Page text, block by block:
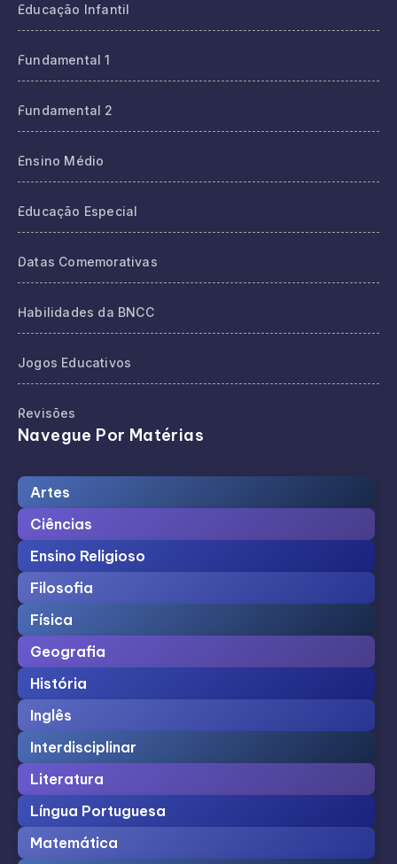
Educação Infantil
Fundamental 1
Fundamental 2
Ensino Médio
Educação Especial
Datas Comemorativas
Habilidades da BNCC
Jogos Educativos
Revisões
Navegue Por Matérias
Artes
Ciências
Ensino Religioso
Filosofia
Física
Geografia
História
Inglês
Interdisciplinar
Literatura
Língua Portuguesa
Matemática